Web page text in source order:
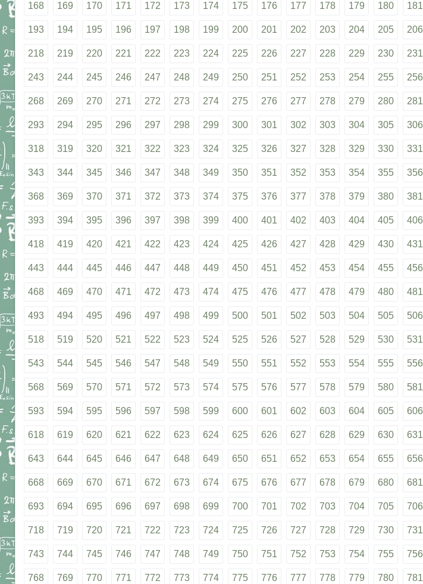
168 169 170 171 172 173 174 175 176 177 178 179 180 181
193 194 195 196 197 198 199 200 201 202 203 204 205 206
218 219 220 221 222 223 224 225 226 227 228 229 230 231
243 244 245 246 247 248 249 250 251 252 253 254 255 256
268 269 270 271 272 273 274 275 276 277 278 279 280 281
293 294 295 296 297 298 299 300 301 302 303 304 305 306
318 319 320 321 322 323 324 325 326 327 328 329 330 331
343 344 345 346 347 348 349 350 351 352 353 354 355 356
368 369 370 371 372 373 374 375 376 377 378 379 380 381
393 394 395 396 397 398 399 400 401 402 403 404 405 406
418 419 420 421 422 423 424 425 426 427 428 429 430 431
443 444 445 446 447 448 449 450 451 452 453 454 455 456
468 469 470 471 472 473 474 475 476 477 478 479 480 481
493 494 495 496 497 498 499 500 501 502 503 504 505 506
518 519 520 521 522 523 524 525 526 527 528 529 530 531
543 544 545 546 547 548 549 550 551 552 553 554 555 556
568 569 570 571 572 573 574 575 576 577 578 579 580 581
593 594 595 596 597 598 599 600 601 602 603 604 605 606
618 619 620 621 622 623 624 625 626 627 628 629 630 631
643 644 645 646 647 648 649 650 651 652 653 654 655 656
668 669 670 671 672 673 674 675 676 677 678 679 680 681
693 694 695 696 697 698 699 700 701 702 703 704 705 706
718 719 720 721 722 723 724 725 726 727 728 729 730 731
743 744 745 746 747 748 749 750 751 752 753 754 755 756
768 769 770 771 772 773 774 775 776 777 778 779 780 781